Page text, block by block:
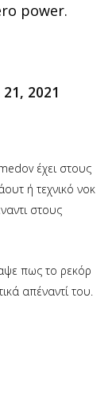
power.
2021
έχει στους
ή τεχνικό νοκ
στους
πως το ρεκόρ
απέναντί του.